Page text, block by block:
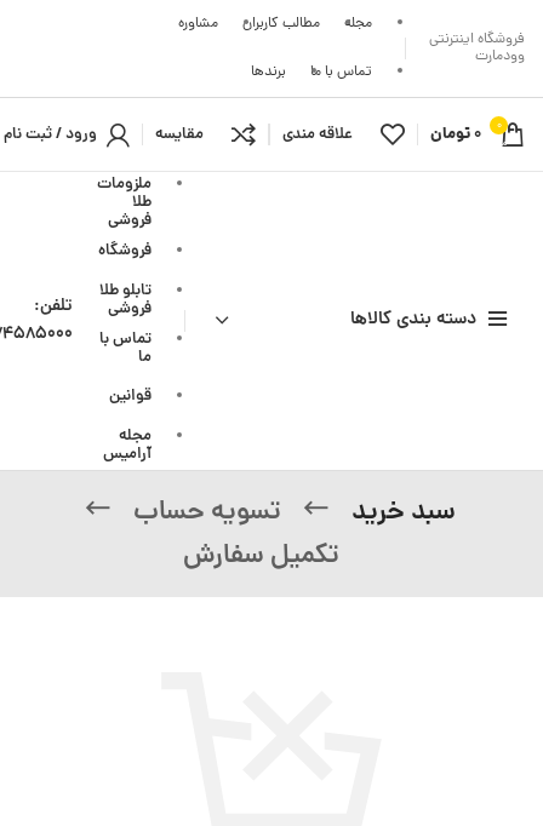
فروشگاه اینترنتی
وودمارت
مجله مطالب کاربران مشاوره
تماس با ما برندها
0
محصول0تومان علاقه مندی مقایسه ورود / ثبت نام
دسته بندی کالاها
ملزومات
طلا
فروشی
فروشگاه
تابلو طلا
فروشی
تماس با
ما
قوانین
مجله
آرامیس
تلفن:
سبد خرید
تسویه حساب
تکمیل سفارش